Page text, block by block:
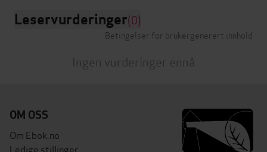
Leservurderinger(0)
Betingelser for brukergenerert innhold
Ingen vurderinger ennå
OM OSS
Om Ebok.no
Ledige stillinger